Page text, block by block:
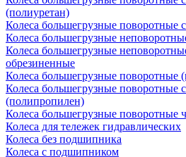
(полиуретан)
Колеса большегрузные поворотные
Колеса большегрузные
Колеса большегрузные
обрезиненные
Колеса большегрузные поворотные
Колеса большегрузные поворотные
(полипропилен)
Колеса большегрузные поворотные
Колеса для тележек гидравлических
Колеса без подшипника
Колеса с подшипником